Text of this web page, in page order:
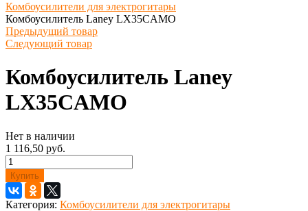
Комбоусилители для электрогитары
Комбоусилитель Laney LX35CAMO
Предыдущий товар
Следующий товар
Комбоусилитель Laney
LX35CAMO
Нет в наличии
1 116,50 руб.
Купить
Категория: Комбоусилители для электрогитары